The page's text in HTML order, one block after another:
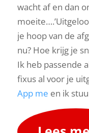
wacht af en dan
je hoop van de
nu? Hoe krijg je
Ik heb passende
fixus al voor je
App me en ik